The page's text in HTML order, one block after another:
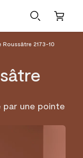
Roussâtre 2173-10
par une pointe